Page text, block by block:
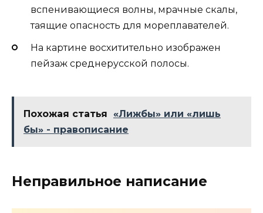
вспенивающиеся волны, мрачные скалы,
таящие опасность для мореплавателей.
На картине восхитительно изображен
пейзаж среднерусской полосы.
Похожая статья
«Лижбы» или «лишь
бы» - правописание
Неправильное написание